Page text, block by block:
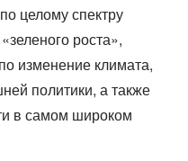
целому спектру
роста»,
изменение климата,
политики, а также
в самом широком